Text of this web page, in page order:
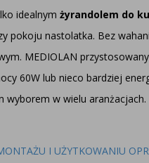
idealnym żyrandolem do
pokoju nastolatka. Bez
MEDIOLAN
60W lub nieco bardziej
wyborem w wielu aranżacjach.
I UŻYTKOWANIU